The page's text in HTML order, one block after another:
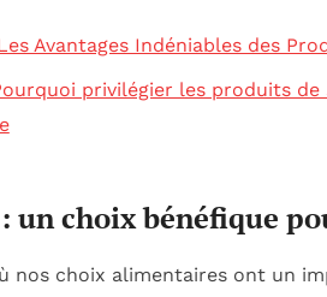
Avantages Indéniables des
privilégier les produits
un choix bénéfique
nos choix alimentaires ont un